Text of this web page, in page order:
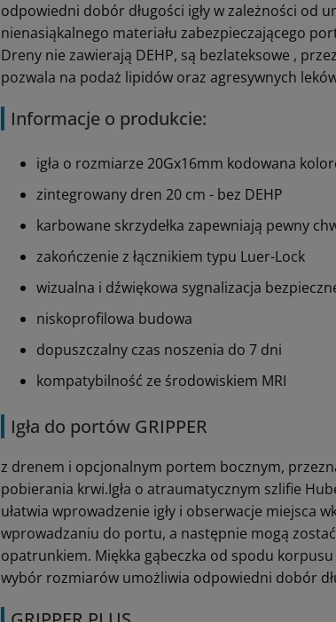
odpowiedni dobór długości igły w zależności od
nienasiąkalnego materiału zabezpieczającego
Dreny nie zawierają DEHP, są bezlateksowe ,
pozwala na podaż lipidów oraz agresywnych
Informacje o produkcie:
igła o rozmiarze 20Gx16mm kodowana
zintegrowany dren 20 cm - bez DEHP
karbowane skrzydełka zapewniają pewny
zakończenie z łącznikiem typu Luer-Lock
wizualna i dźwiękowa sygnalizacja
niskoprofilowa budowa
dopuszczalny czas noszenia do 7 dni
kompatybilność ze środowiskiem MRI
Igła do portów GRIPPER
z drenem i opcjonalnym portem bocznym,
pobierania krwi.Igła o atraumatycznym szlifie
ułatwia wprowadzenie igły i obserwacje miejsca
wprowadzaniu do portu, a następnie mogą
opatrunkiem. Miękka gąbeczka od spodu
wybór rozmiarów umożliwia odpowiedni dobór